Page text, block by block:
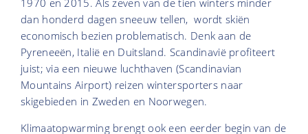
1970 en 2015. Als zeven van de tien winters minder
dan honderd dagen sneeuw tellen, wordt skiën
economisch bezien problematisch. Denk aan de
Pyreneeën, Italië en Duitsland. Scandinavië profiteert
juist; via een nieuwe luchthaven (Scandinavian
Mountains Airport) reizen wintersporters naar
skigebieden in Zweden en Noorwegen.
Klimaatopwarming brengt ook een eerder begin van de